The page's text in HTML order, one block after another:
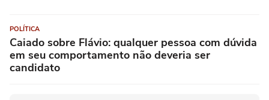
POLÍTICA
Caiado sobre Flávio: qualquer pessoa com dúvida
em seu comportamento não deveria ser
candidato